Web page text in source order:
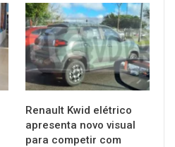
MUNDO AUTOMOTIVO
Renault Kwid elétrico
apresenta novo visual
para competir com